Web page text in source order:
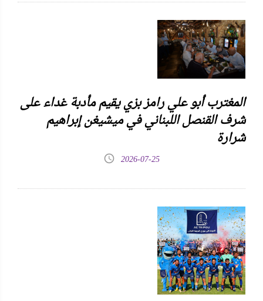
المغترب أبو علي رامز بزي يقيم مأدبة غداء على
شرف القنصل اللبناني في ميشيغن إبراهيم
شرارة
2026-07-25